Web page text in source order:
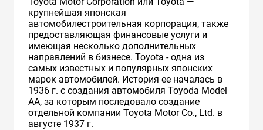
крупнейшая японская
автомобилестроительная корпорация, также
предоставляющая финансовые услуги и
имеющая несколько дополнительных
направлений в бизнесе. Toyota - одна из
самых известных и популярных японских
марок автомобилей. История ее началась в
1936 г. с создания автомобиля Toyoda Model
AA, за которым последовало создание
отдельной компании Toyota Motor Co., Ltd. в
августе 1937 г.